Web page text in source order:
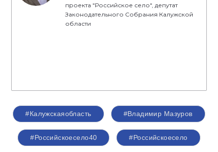
проекта "Российское село", депутат
Законодательного Собрания Калужской
области
#Калужскаяобласть #Владимир Мазуров
#Российскоесело40 #Российскоесело